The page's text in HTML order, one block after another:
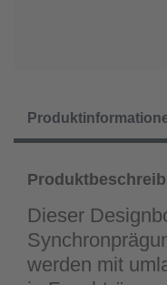
Dieser
werden mit